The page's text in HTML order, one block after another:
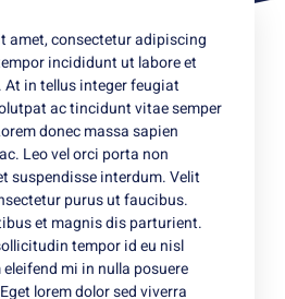
amet, consectetur adipiscing
incididunt ut labore et
in tellus integer feugiat
ac tincidunt vitae semper
donec massa sapien
Leo vel orci porta non
suspendisse interdum. Velit
purus ut faucibus.
et magnis dis parturient.
tempor id eu nisl
mi in nulla posuere
lorem dolor sed viverra